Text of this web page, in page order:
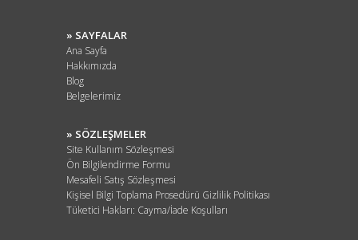
» SAYFALAR
Ana Sayfa
Hakkımızda
Blog
Belgelerimiz
» SÖZLEŞMELER
Site Kullanım Sözleşmesi
Ön Bilgilendirme Formu
Mesafeli Satış Sözleşmesi
Kişisel Bilgi Toplama Prosedürü Gizlilik Politikası
Tüketici Hakları: Cayma/İade Koşulları